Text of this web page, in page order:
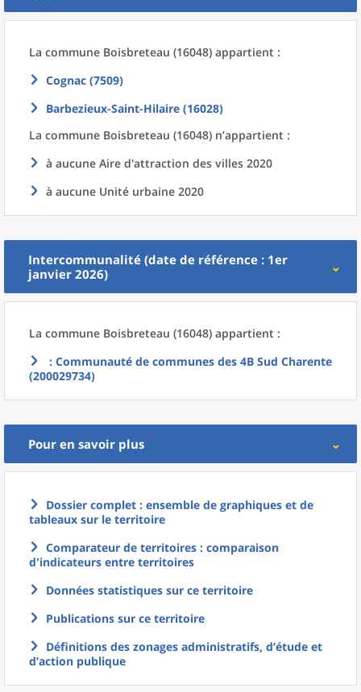
La commune Boisbreteau (16048) appartient :
Cognac (7509)
Barbezieux-Saint-Hilaire (16028)
La commune Boisbreteau (16048) n’appartient :
à aucune Aire d'attraction des villes 2020
à aucune Unité urbaine 2020
Intercommunalité (date de référence : 1er
janvier 2026)
La commune Boisbreteau (16048) appartient :
: Communauté de communes des 4B Sud Charente
(200029734)
Pour en savoir plus
Dossier complet : ensemble de graphiques et de
tableaux sur le territoire
Comparateur de territoires : comparaison
d'indicateurs entre territoires
Données statistiques sur ce territoire
Publications sur ce territoire
Définitions des zonages administratifs, d’étude et
d’action publique